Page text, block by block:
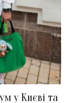
у Києві та